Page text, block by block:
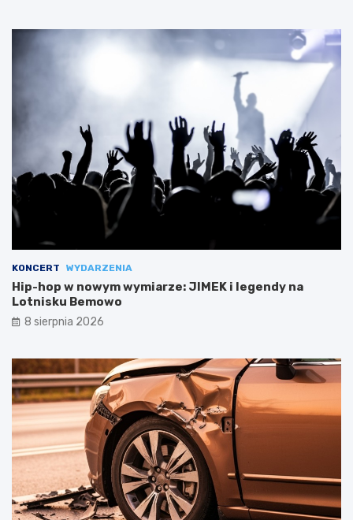
KONCERT WYDARZENIA
Hip-hop w nowym wymiarze: JIMEK i legendy na
Lotnisku Bemowo
8 sierpnia 2026